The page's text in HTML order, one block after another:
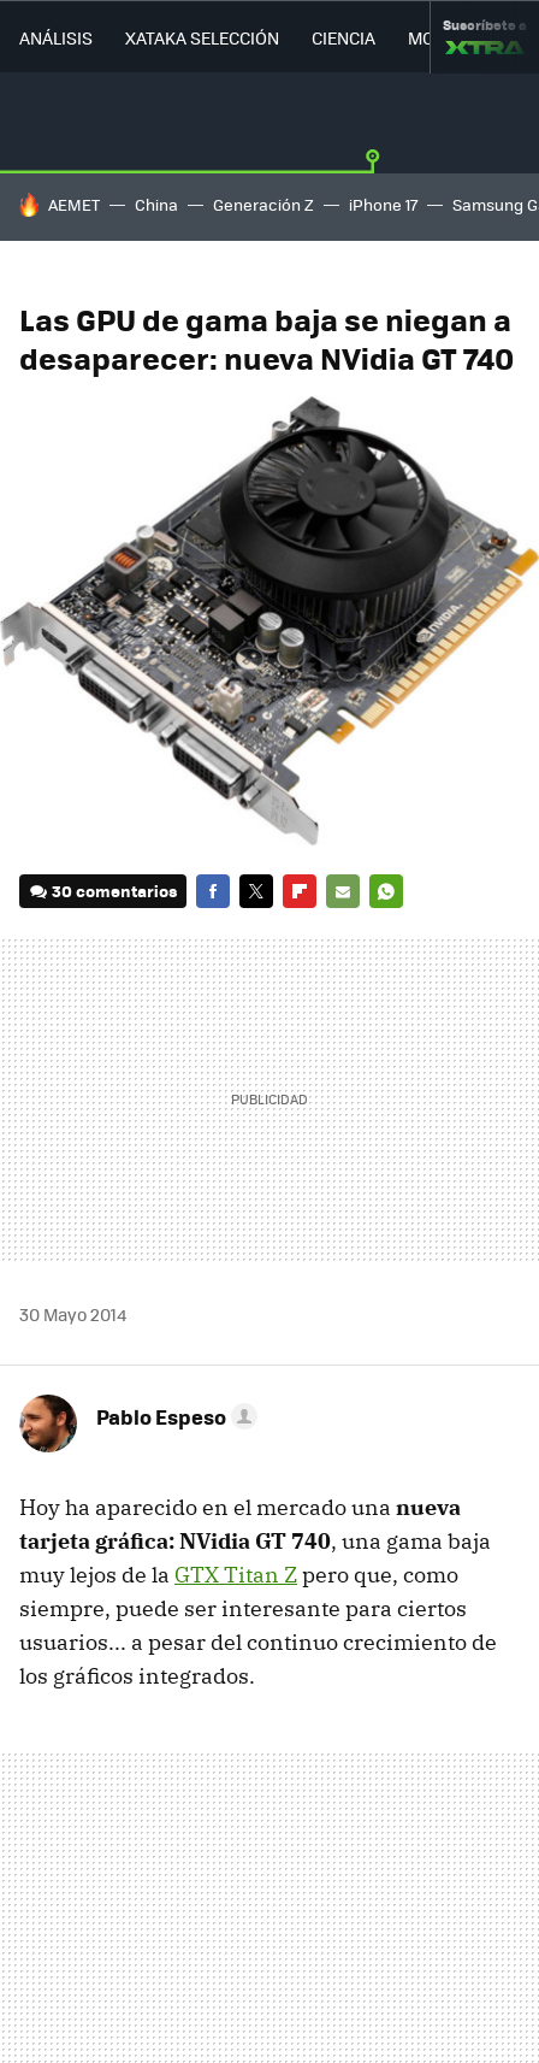
ANÁLISIS XATAKA SELECCIÓN CIENCIA MOVILIDAD
Suscríbete a
HOY SE HABLA DE
AEMET China Generación Z iPhone 17 Samsung
Las GPU de gama baja se niegan a
desaparecer: nueva NVidia GT 740
30 comentarios
MAIL
30 Mayo 2014
Pablo Espeso
Hoy ha aparecido en el mercado una nueva
tarjeta gráfica: NVidia GT 740, una gama baja
muy lejos de la GTX Titan Zpero que, como
siempre, puede ser interesante para ciertos
usuarios... a pesar del continuo crecimiento de
los gráficos integrados.